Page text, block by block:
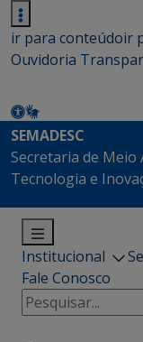
ir para conteúdoir
Ouvidoria
SEMADESC
Secretaria de Meio
Tecnologia e
Institucional
Fale Conosco
Pesquisar
por: